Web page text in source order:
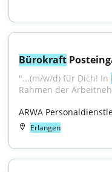
Bürokraft
"...(m/w/d) für Dich! In
Rahmen der
ARWA
Erlangen